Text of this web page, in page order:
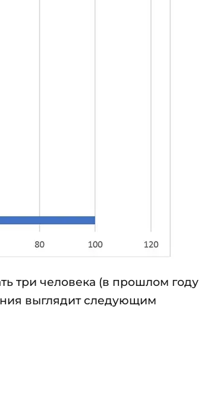
три человека (в прошлом году
выглядит следующим